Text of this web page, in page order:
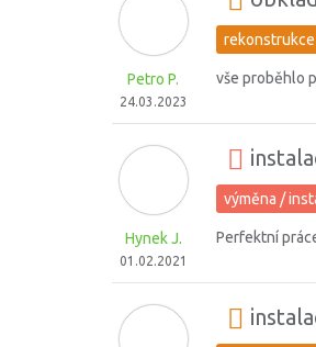
Petro P.
24.03.2023
vše proběhlo
Hynek J.
01.02.2021
výměna /
Perfektní